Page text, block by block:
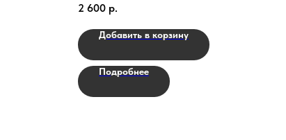
2 600 р.
Добавить в корзину
Подробнее